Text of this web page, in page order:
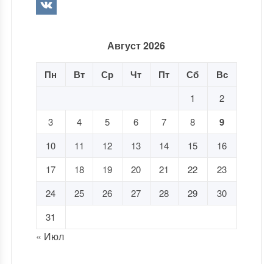
Август 2026
Пн Вт Ср Чт Пт Сб Вс
1
2
3
4 5 6 7 8 9
10 11 12 13 14 15
16
17
18 19 20 21 22
23
24
25 26 27 28 29
30
31
« Июл